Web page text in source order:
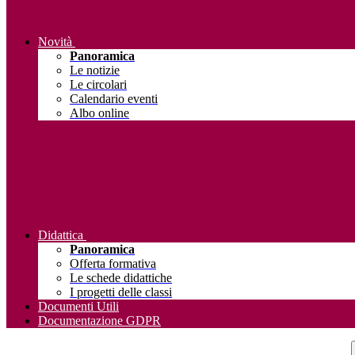
Novità
Panoramica
Le notizie
Le circolari
Calendario eventi
Albo online
Didattica
Panoramica
Offerta formativa
Le schede didattiche
I progetti delle classi
Documenti Utili
Documentazione GDPR